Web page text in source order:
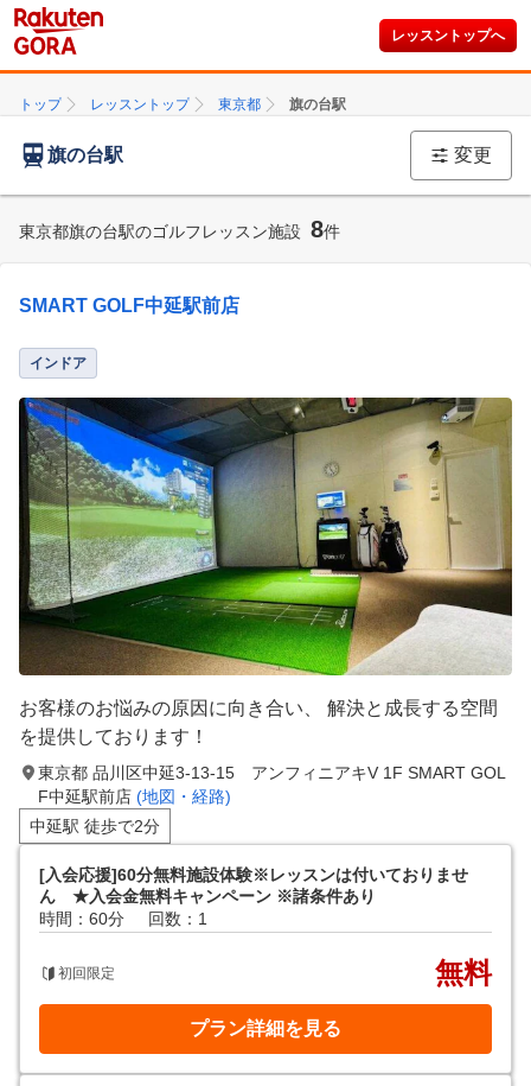
レッスントップへ
トップ レッスントップ 東京都 旗の台駅
旗の台駅 変更
東京都旗の台駅のゴルフレッスン施設 8件
SMART GOLF中延駅前店
インドア
お客様のお悩みの原因に向き合い、 解決と成長する空間
を提供しております！
東京都 品川区中延3-13-15 アンフィニアキV 1F SMART GOL
F中延駅前店 (地図・経路)
中延駅 徒歩で2分
[入会応援]60分無料施設体験※レッスンは付いておりませ
ん ★入会金無料キャンペーン ※諸条件あり
時間：60分
回数：1
初回限定 無料
プラン詳細を見る